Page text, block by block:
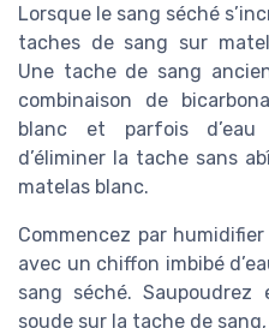
Lorsque le sang séché
taches de sang sur
Une tache de sang
combinaison de
blanc et parfois d’eau
d’éliminer la tache sans
matelas blanc.
Commencez par
avec un chiffon imbibé
sang séché.
soude sur la tache de